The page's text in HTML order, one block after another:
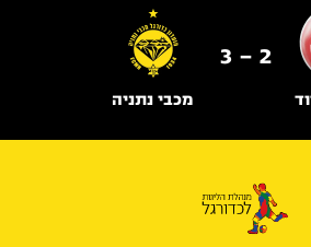
2 - 3
מכבי נתניה